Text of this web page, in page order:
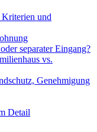
und
separater Eingang?
vs.
Genehmigung
Detail